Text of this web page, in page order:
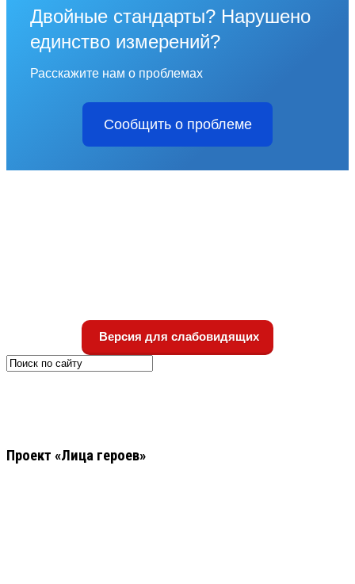
Двойные стандарты? Нарушено
единство измерений?
Расскажите нам о проблемах
Сообщить о проблеме
Версия для слабовидящих
Проект «Лица героев»